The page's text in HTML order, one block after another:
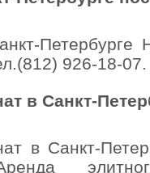
926-18-
в Санкт-
в Санкт-
Аренда